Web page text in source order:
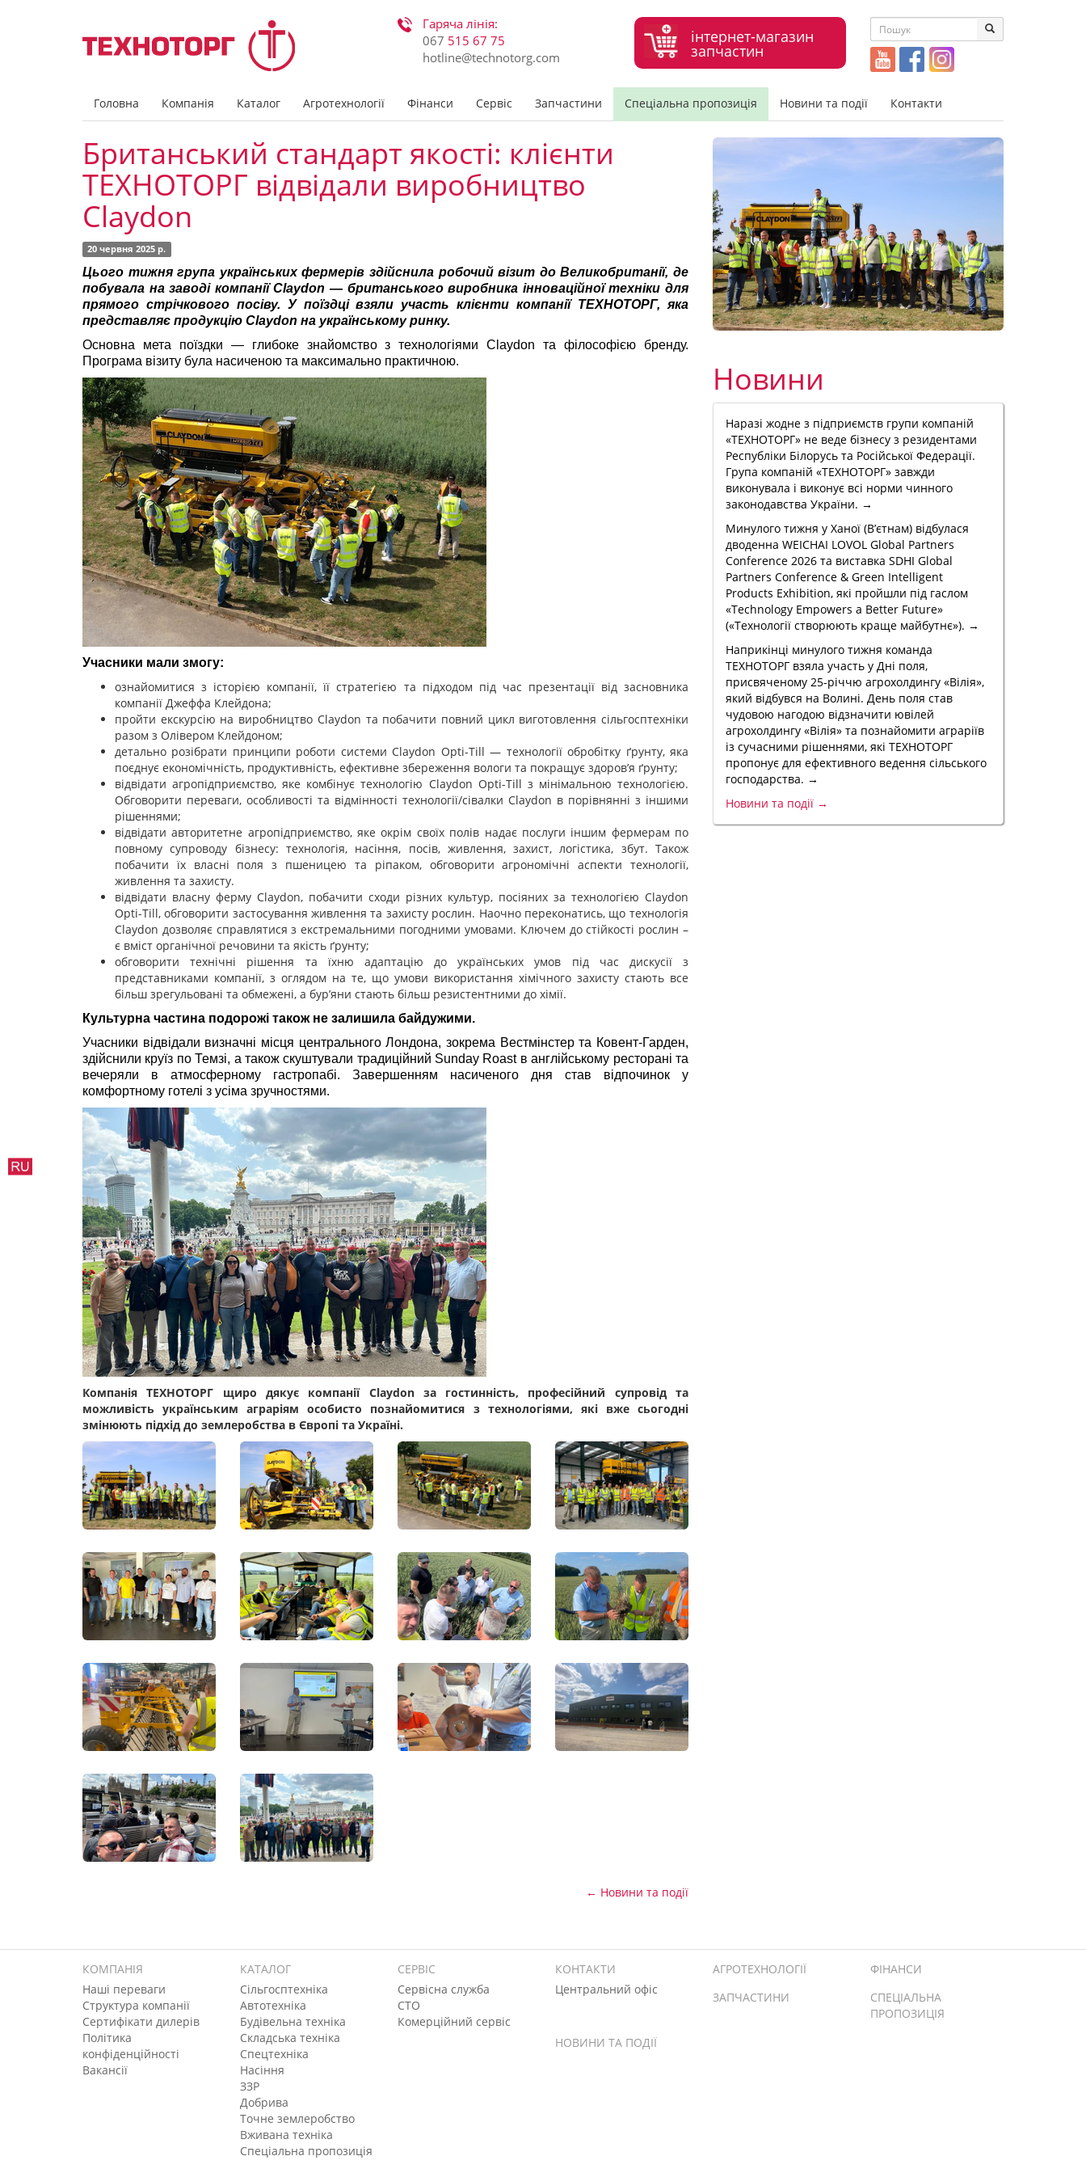
Гаряча лінія:
067 515 67 75
hotline@technotorg.com
інтернет-магазин
запчастин
Головна Компанія Каталог Агротехнології Фінанси Сервіс Запчастини Спеціальна пропозиція Новини та події Контакти
Британський стандарт якості: клієнти
ТЕХНОТОРГ відвідали виробництво
Claydon
20 червня 2025 р.
Цього тижня група українських фермерів здійснила робочий візит до Великобританії, де
побувала на заводі компанії Claydon — британського виробника інноваційної техніки для
прямого стрічкового посіву. У поїздці взяли участь клієнти компанії ТЕХНОТОРГ, яка
представляє продукцію Claydon на українському ринку.
Основна мета поїздки — глибоке знайомство з технологіями Claydon та філософією бренду.
Програма візиту була насиченою та максимально практичною.
Учасники мали змогу:
ознайомитися з історією компанії, її стратегією та підходом під час презентації від засновника
компанії Джеффа Клейдона;
пройти екскурсію на виробництво Claydon та побачити повний цикл виготовлення сільгосптехніки
разом з Олівером Клейдоном;
детально розібрати принципи роботи системи Claydon Opti-Till — технології обробітку ґрунту, яка
поєднує економічність, продуктивність, ефективне збереження вологи та покращує здоров’я ґрунту;
відвідати агропідприємство, яке комбінує технологію Claydon Opti-Till з мінімальною технологією.
Обговорити переваги, особливості та відмінності технології/сівалки Claydon в порівнянні з іншими
рішеннями;
відвідати авторитетне агропідприємство, яке окрім своїх полів надає послуги іншим фермерам по
повному супроводу бізнесу: технологія, насіння, посів, живлення, захист, логістика, збут. Також
побачити їх власні поля з пшеницею та ріпаком, обговорити агрономічні аспекти технології,
живлення та захисту.
відвідати власну ферму Claydon, побачити сходи різних культур, посіяних за технологією Claydon
Opti-Till, обговорити застосування живлення та захисту рослин. Наочно переконатись, що технологія
Claydon дозволяє справлятися з екстремальними погодними умовами. Ключем до стійкості рослин –
є вміст органічної речовини та якість ґрунту;
обговорити технічні рішення та їхню адаптацію до українських умов під час дискусії з
представниками компанії, з оглядом на те, що умови використання хімічного захисту стають все
більш зрегульовані та обмежені, а бур’яни стають більш резистентними до хімії.
Культурна частина подорожі також не залишила байдужими.
Учасники відвідали визначні місця центрального Лондона, зокрема Вестмінстер та Ковент-Гарден,
здійснили круїз по Темзі, а також скуштували традиційний Sunday Roast в англійському ресторані та
вечеряли в атмосферному гастропабі. Завершенням насиченого дня став відпочинок у
комфортному готелі з усіма зручностями.
Компанія ТЕХНОТОРГ щиро дякує компанії Claydon за гостинність, професійний супровід та
можливість українським аграріям особисто познайомитися з технологіями, які вже сьогодні
змінюють підхід до землеробства в Європі та Україні.
← Новини та події
Новини
Наразі жодне з підприємств групи компаній
«ТЕХНОТОРГ» не веде бізнесу з резидентами
Республіки Білорусь та Російської Федерації.
Група компаній «ТЕХНОТОРГ» завжди
виконувала і виконує всі норми чинного
законодавства України. →
Минулого тижня у Ханої (В’єтнам) відбулася
дводенна WEICHAI LOVOL Global Partners
Conference 2026 та виставка SDHI Global
Partners Conference & Green Intelligent
Products Exhibition, які пройшли під гаслом
«Technology Empowers a Better Future»
(«Технології створюють краще майбутнє»). →
Наприкінці минулого тижня команда
ТЕХНОТОРГ взяла участь у Дні поля,
присвяченому 25-річчю агрохолдингу «Вілія»,
який відбувся на Волині. День поля став
чудовою нагодою відзначити ювілей
агрохолдингу «Вілія» та познайомити аграріїв
із сучасними рішеннями, які ТЕХНОТОРГ
пропонує для ефективного ведення сільського
господарства. →
Новини та події →
КОМПАНІЯ
Наші переваги
Структура компанії
Сертифікати дилерів
Політика
конфіденційності
Вакансії
КАТАЛОГ
Сільгосптехніка
Автотехніка
Будівельна техніка
Складська техніка
Спецтехніка
Насіння
ЗЗР
Добрива
Точне землеробство
Вживана техніка
Спеціальна пропозиція
СЕРВІС
Сервісна служба
СТО
Комерційний сервіс
КОНТАКТИ
Центральний офіс
АГРОТЕХНОЛОГІЇ
ФІНАНСИ
ЗАПЧАСТИНИ
СПЕЦІАЛЬНА
ПРОПОЗИЦІЯ
НОВИНИ ТА ПОДІЇ